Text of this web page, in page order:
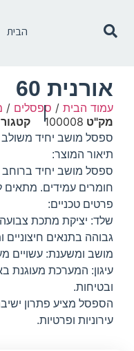
הבית
אורנית 60
עמוד הבית / ספסלים /
מק"ט 100008
ספסל מושב יחיד
תיאור המוצר:
חומרים עמידים. מתאים
פרטים טכניים:
גבוהה בתנאים חיצוניים
מושב ומשענת: עשויים
עיגון: המערכת מעוגנת
ובטיחות.
הספסל מציע פתרון
עירוניות ופרטיות.